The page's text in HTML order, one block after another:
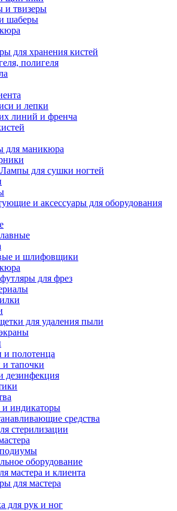
твизеры
шаберы
для хранения кистей
полигеля
и лепки
линий и френча
для маникюра
для сушки ногтей
и аксессуары для оборудования
и шлифовщики
для фрез
для удаления пыли
и полотенца
тапочки
дезинфекция
индикаторы
средства
стерилизации
оборудование
мастера и клиента
для мастера
для рук и ног